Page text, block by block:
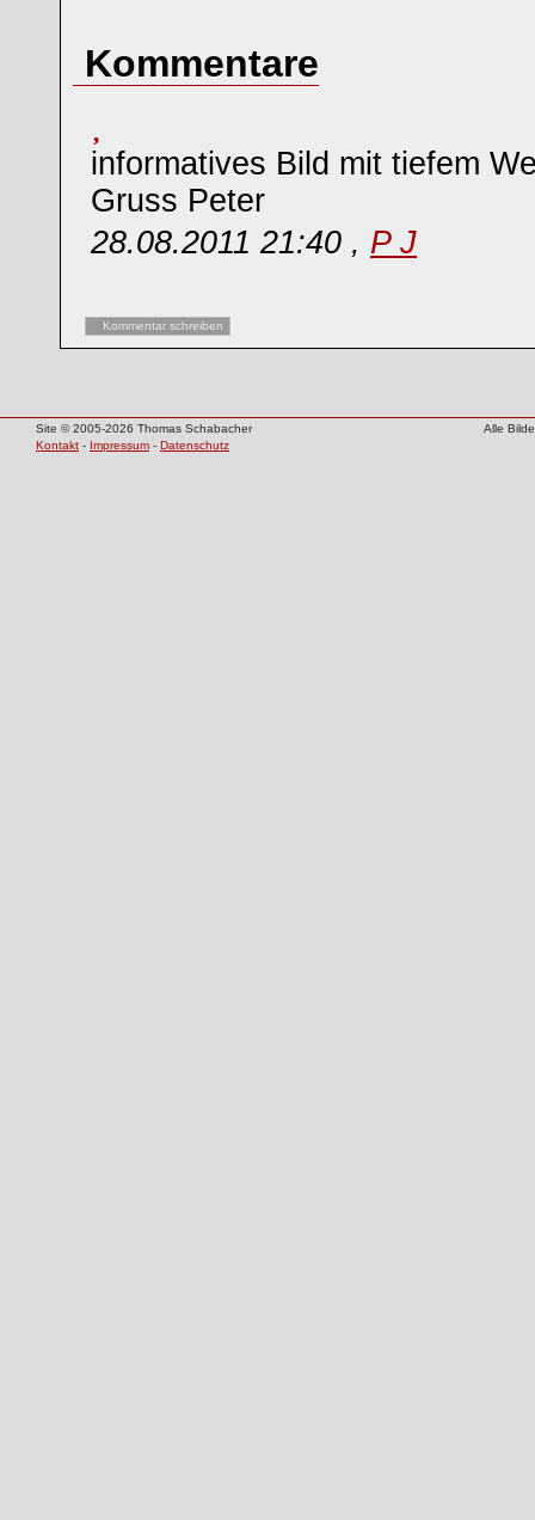
Kommentare
informatives Bild mit tiefem
Gruss Peter
28.08.2011 21:40 , P J
Kommentar schreiben
Site © 2005-2026 Thomas Schabacher
Alle
Kontakt - Impressum - Datenschutz